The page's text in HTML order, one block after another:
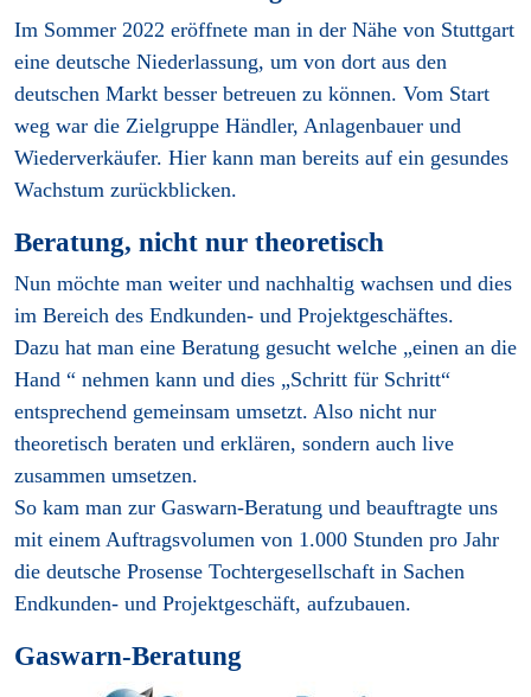
Im Sommer 2022 eröffnete man in der Nähe von Stuttgart
eine deutsche Niederlassung, um von dort aus den
deutschen Markt besser betreuen zu können. Vom Start
weg war die Zielgruppe Händler, Anlagenbauer und
Wiederverkäufer. Hier kann man bereits auf ein gesundes
Wachstum zurückblicken.
Beratung, nicht nur theoretisch
Nun möchte man weiter und nachhaltig wachsen und dies
im Bereich des Endkunden- und Projektgeschäftes.
Dazu hat man eine Beratung gesucht welche „einen an die
Hand “ nehmen kann und dies „Schritt für Schritt“
entsprechend gemeinsam umsetzt. Also nicht nur
theoretisch beraten und erklären, sondern auch live
zusammen umsetzen.
So kam man zur Gaswarn-Beratung und beauftragte uns
mit einem Auftragsvolumen von 1.000 Stunden pro Jahr
die deutsche Prosense Tochtergesellschaft in Sachen
Endkunden- und Projektgeschäft, aufzubauen.
Gaswarn-Beratung